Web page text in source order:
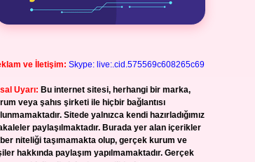
ve İletişim: Skype: live:.cid.575569c608265c69
Uyarı: Bu internet sitesi, herhangi bir marka,
veya şahıs şirketi ile hiçbir bağlantısı
Sitede yalnızca kendi hazırladığımız
paylaşılmaktadır. Burada yer alan içerikler
niteliği taşımamakta olup, gerçek kurum ve
hakkında paylaşım yapılmamaktadır. Gerçek